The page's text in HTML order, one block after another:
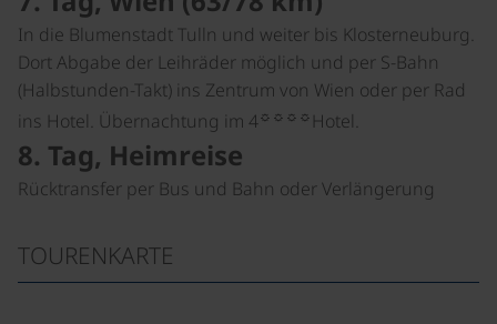
In die Blumenstadt Tulln und weiter bis Klosterneuburg.
Dort Abgabe der Leihräder möglich und per S-Bahn
(Halbstunden-Takt) ins Zentrum von Wien oder per Rad
ins Hotel. Übernachtung im 4☼☼☼☼ Hotel.
8. Tag, Heimreise
Rücktransfer per Bus und Bahn oder Verlängerung
TOURENKARTE